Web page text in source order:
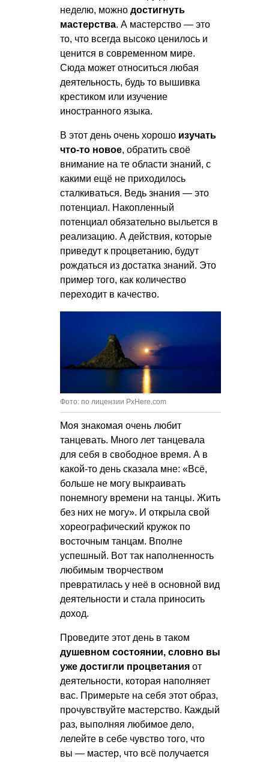
неделю, можно достигнуть
мастерства. А мастерство — это
то, что всегда высоко ценилось и
ценится в современном мире.
Сюда может относиться любая
деятельность, будь то вышивка
крестиком или изучение
иностранного языка.
В этот день очень хорошо изучать
что-то новое, обратить своё
внимание на те области знаний, с
какими ещё не приходилось
сталкиваться. Ведь знания — это
потенциал. Накопленный
потенциал обязательно выльется в
реализацию. А действия, которые
приведут к процветанию, будут
рождаться из достатка знаний. Это
пример того, как количество
переходит в качество.
Фото: по лицензии PxHere.com
Моя знакомая очень любит
танцевать. Много лет танцевала
для себя в свободное время. А в
какой-то день сказала мне: «Всё,
больше не могу выкраивать
понемногу времени на танцы. Жить
без них не могу». И открыла свой
хореографический кружок по
восточным танцам. Вполне
успешный. Вот так наполненность
любимым творчеством
превратилась у неё в основной вид
деятельности и стала приносить
доход.
Проведите этот день в таком
душевном состоянии, словно вы
уже достигли процветания от
деятельности, которая наполняет
вас. Примерьте на себя этот образ,
прочувствуйте мастерство. Каждый
раз, выполняя любимое дело,
лелейте в себе чувство того, что
вы — мастер, что всё получается